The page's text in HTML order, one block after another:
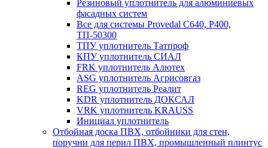
Резиновый уплотнитель для алюминиевых
фасадных систем
Все для системы Provedal С640, Р400,
ТП-50300
ТПУ уплотнитель Татпроф
КПУ уплотнитель СИАЛ
FRK уплотнитель Алютех
ASG уплотнитель Агрисовгаз
REG уплотнитель Реалит
KDR уплотнитель ДОКСАЛ
VRK уплотнитель KRAUSS
Инициал уплотнитель
Отбойная доска ПВХ, отбойники для стен,
поручни для перил ПВХ, промышленный плинтус